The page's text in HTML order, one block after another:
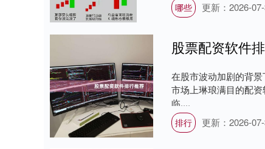
哪些 更新：2026-
股票配资软件
在股市波动加剧的背
市场上琳琅满目的配
临....
排行 更新：2026-